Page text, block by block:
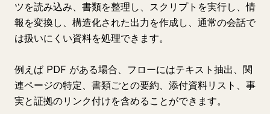
ツを読み込み、書類を整理し、スクリプトを実行し、情
報を変換し、構造化された出力を作成し、通常の会話で
は扱いにくい資料を処理できます。
例えば PDF がある場合、フローにはテキスト抽出、関
連ページの特定、書類ごとの要約、添付資料リスト、事
実と証拠のリンク付けを含めることができます。